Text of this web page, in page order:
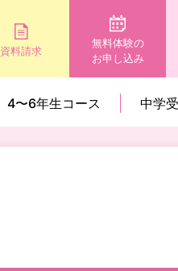
資料請求
無料体験の
お申し込み
4〜6年生コース 中学